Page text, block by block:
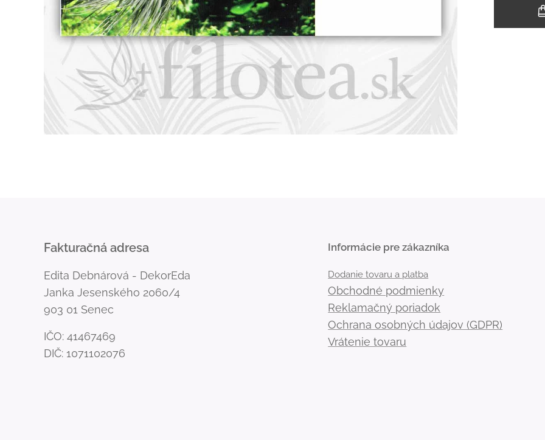
Fakturačná adresa
Edita Debnárová - DekorEda
Janka Jesenského 2060/4
903 01 Senec
IČO: 41467469
DIČ: 1071102076
Informácie pre zákazníka
Dodanie tovaru a platba
Obchodné podmienky
Reklamačný poriadok
Ochrana osobných údajov (GDPR)
Vrátenie tovaru